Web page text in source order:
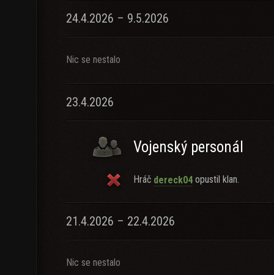
24.4.2026 – 9.5.2026
Nic se nestalo
23.4.2026
Vojenský personál
Hráč dereck04 opustil klan.
21.4.2026 – 22.4.2026
Nic se nestalo